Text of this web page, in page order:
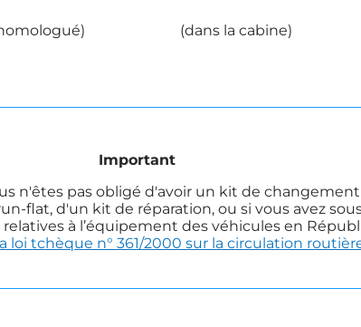
(dans la cabine)
Important
n'êtes pas obligé d'avoir un kit de
flat, d'un kit de réparation, ou si vous avez
à l’équipement des véhicules en
la loi tchèque n° 361/2000 sur la circulation